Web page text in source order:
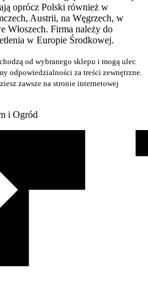
oprócz Polski również w
Austrii, na Węgrzech, w
Włoszech. Firma należy do
w Europie Środkowej.
od wybranego sklepu i mogą ulec
odpowiedzialności za treści zewnętrzne.
zawsze na stronie internetowej
i Ogród